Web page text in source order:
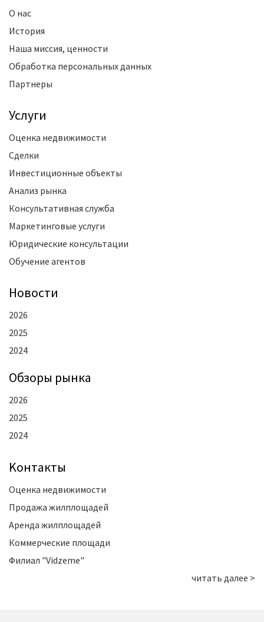
О нас
История
Наша миссия, ценности
Обработка персональных данных
Партнеры
Услуги
Оценка недвижимости
Сделки
Инвестиционные объекты
Анализ рынка
Консультативная служба
Маркетинговые услуги
Юридические консультации
Обучение агентов
Новости
2026
2025
2024
Oбзоры рынка
2026
2025
2024
Kонтакты
Оценка недвижимости
Продажа жилплощадей
Аренда жилплощадей
Коммерческие площади
Филиал "Vidzeme"
читать далее >